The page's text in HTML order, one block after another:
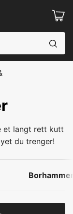
et langt rett kutt
du trenger!